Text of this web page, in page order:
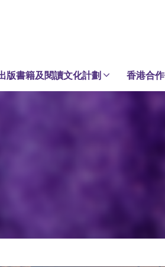
版書籍及閱讀文化計劃 香港合